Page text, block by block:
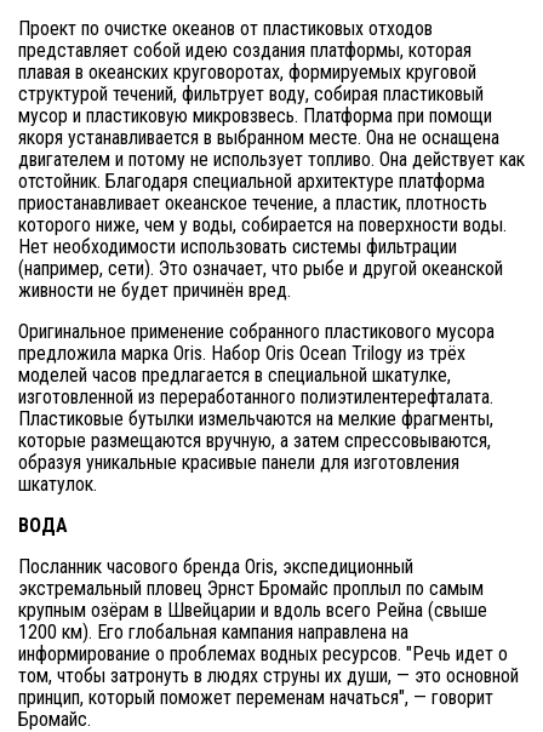
Проект по очистке океанов от пластиковых отходов
представляет собой идею создания платформы, которая
плавая в океанских круговоротах, формируемых круговой
структурой течений, фильтрует воду, собирая пластиковый
мусор и пластиковую микровзвесь. Платформа при помощи
якоря устанавливается в выбранном месте. Она не оснащена
двигателем и потому не использует топливо. Она действует как
отстойник. Благодаря специальной архитектуре платформа
приостанавливает океанское течение, а пластик, плотность
которого ниже, чем у воды, собирается на поверхности воды.
Нет необходимости использовать системы фильтрации
(например, сети). Это означает, что рыбе и другой океанской
живности не будет причинён вред.
Оригинальное применение собранного пластикового мусора
предложила марка Oris. Набор Oris Ocean Trilogy из трёх
моделей часов предлагается в специальной шкатулке,
изготовленной из переработанного полиэтилентерефталата.
Пластиковые бутылки измельчаются на мелкие фрагменты,
которые размещаются вручную, а затем спрессовываются,
образуя уникальные красивые панели для изготовления
шкатулок.
ВОДА
Посланник часового бренда Oris, экспедиционный
экстремальный пловец Эрнст Бромайс проплыл по самым
крупным озёрам в Швейцарии и вдоль всего Рейна (свыше
1200 км). Его глобальная кампания направлена на
информирование о проблемах водных ресурсов. "Речь идет о
том, чтобы затронуть в людях струны их души, — это основной
принцип, который поможет переменам начаться", — говорит
Бромайс.